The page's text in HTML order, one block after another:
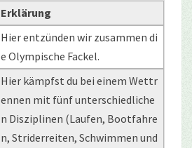
Erklärung
Hier entzünden wir zusammen di
e Olympische Fackel.
Hier kämpfst du bei einem Wettr
ennen mit fünf unterschiedliche
n Disziplinen (Laufen, Bootfahre
n, Striderreiten, Schwimmen und